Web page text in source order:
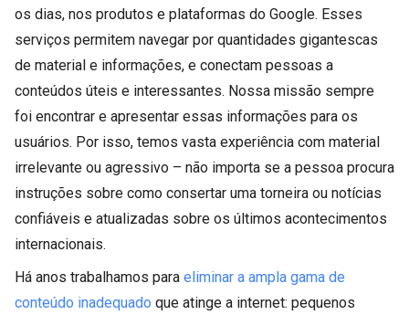
os dias, nos produtos e plataformas do Google. Esses
serviços permitem navegar por quantidades gigantescas
de material e informações, e conectam pessoas a
conteúdos úteis e interessantes. Nossa missão sempre
foi encontrar e apresentar essas informações para os
usuários. Por isso, temos vasta experiência com material
irrelevante ou agressivo – não importa se a pessoa procura
instruções sobre como consertar uma torneira ou notícias
confiáveis e atualizadas sobre os últimos acontecimentos
internacionais.
Há anos trabalhamos para eliminar a ampla gama de
conteúdo inadequado que atinge a internet: pequenos